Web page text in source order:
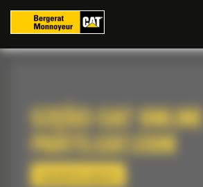
CZĘŚCI CAT ONLINE
PARTS.CAT.COM
Panel zarządzania plikami cookies